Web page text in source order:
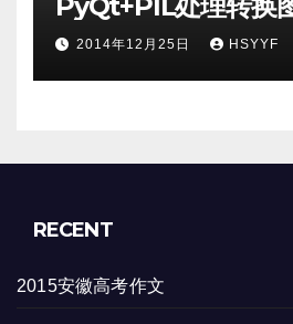
2014年12月25日 HSYYF
RECENT
2015安徽高考作文